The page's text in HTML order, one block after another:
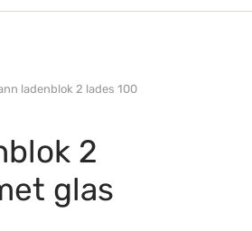
ladenblok 2 lades 100
2
glas